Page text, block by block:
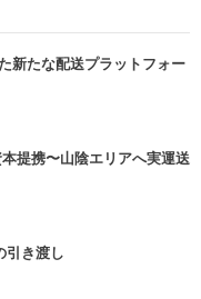
新たな配送プラットフォー
提携〜山陰エリアへ実運送
引き渡し